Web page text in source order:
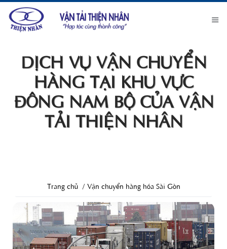
DỊCH VỤ VẬN CHUYỂN
HÀNG TẠI KHU VỰC
ĐÔNG NAM BỘ CỦA VẬN
TẢI THIỆN NHÂN
Trang chủ Vận chuyển hàng hóa Sài Gòn